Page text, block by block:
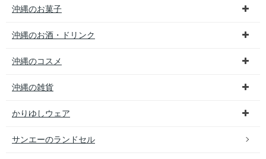
沖縄のお菓子
沖縄のお酒・ドリンク
沖縄のコスメ
沖縄の雑貨
かりゆしウェア
サンエーのランドセル